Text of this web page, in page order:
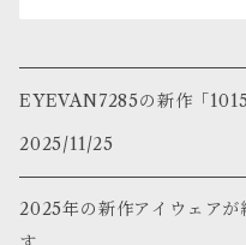
EYEVAN7285の新作「1015
2025/11/25
2025年の新作アイウェアが